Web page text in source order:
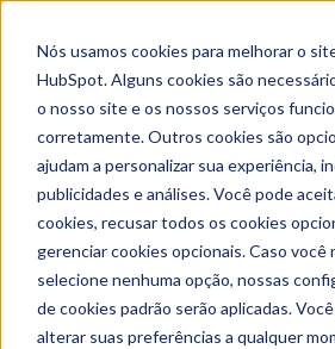
Nós usamos cookies para melhorar o
HubSpot. Alguns cookies são
o nosso site e os nossos serviços
corretamente. Outros cookies são
ajudam a personalizar sua experiência,
publicidades e análises. Você pode
cookies, recusar todos os cookies
gerenciar cookies opcionais. Caso você
selecione nenhuma opção, nossas
de cookies padrão serão aplicadas.
alterar suas preferências a qualquer
HubSpot Em
Com o Hubspot Em Vídeo você
webinars lançados mensalmente
Queremos ajudar clientes como
sucedidos com o HubSpot,